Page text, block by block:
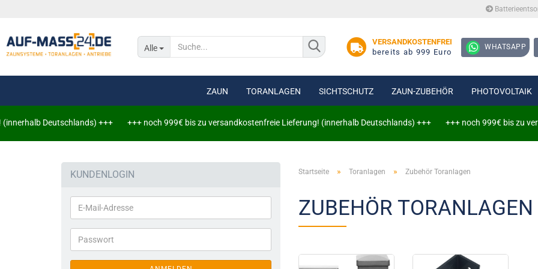
Alle
VERSANDKOSTENFREI
bereits ab 999 Euro
WHATSAPP
ZAUN
Doppelstabmattenzaun 8/6/8
TORANLAGEN
Zaun-, Tor- und Wandanschlüsse
SICHTSCHUTZ ZAUN-ZUBEHÖR
Leuchtschiene
PHOTOVOLTAIK
Deutschlands) ++++++ noch 999€ bis zu versandkostenfreie Lieferung! (innerhalb Deutschlands) ++++++ noch 999€ bis zu
Startseite » Toranlagen » Zubehör Toranlagen
ZUBEHÖR TORANLAGEN
KUNDENLOGIN